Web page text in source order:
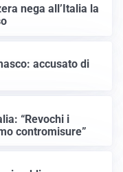
nega all’Italia la
accusato di
“Revochi i
contromisure”